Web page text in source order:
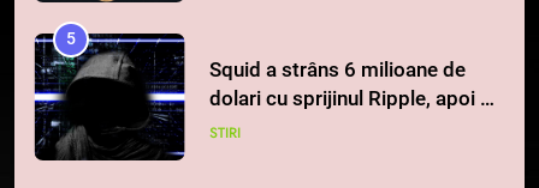
5
dolari cu sprijinul Ripple, apoi a
pierdut jumătate din aceștia
într-un atac cibernetic în mai